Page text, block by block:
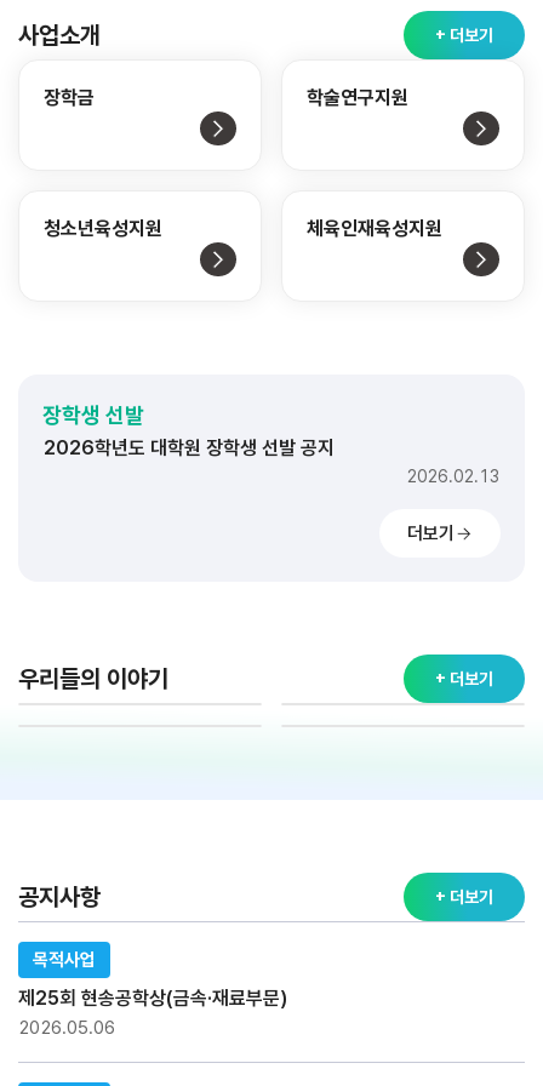
사업소개 + 더보기
장학금 학술연구지원
청소년육성지원 체육인재육성지원
장학생 선발
2026학년도 대학원 장학생 선발 공지
2026.02.13
2026.02.11
2026.02.13
2026학년도 대학 장학생 선발 공지
2026.02.11
더보기
우리들의 이야기 + 더보기
공지사항 + 더보기
목적사업
제25회 현송공학상(금속·재료부문)
2026.05.06